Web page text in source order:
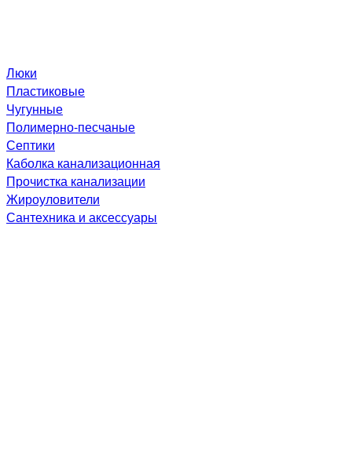
Люки
Пластиковые
Чугунные
Полимерно-песчаные
Септики
Каболка канализационная
Прочистка канализации
Жироуловители
Сантехника и аксессуары